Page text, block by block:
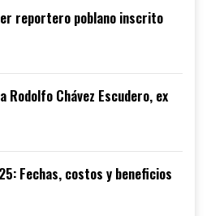
reportero poblano inscrito
Rodolfo Chávez Escudero, ex
Fechas, costos y beneficios